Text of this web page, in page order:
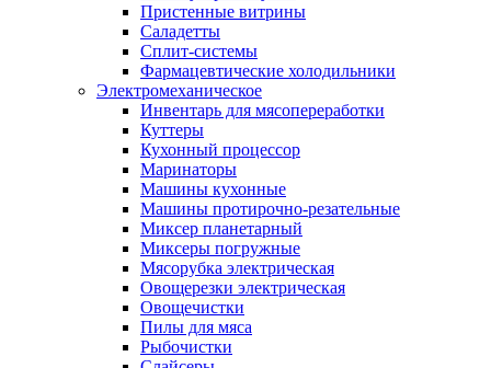
Пристенные витрины
Саладетты
Сплит-системы
Фармацевтические холодильники
Электромеханическое
Инвентарь для мясопереработки
Куттеры
Кухонный процессор
Маринаторы
Машины кухонные
Машины протирочно-резательные
Миксер планетарный
Миксеры погружные
Мясорубка электрическая
Овощерезки электрическая
Овощечистки
Пилы для мяса
Рыбочистки